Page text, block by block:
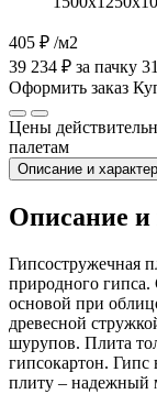
405 ₽ /м2
39 234 ₽ за пачку
Оформить заказ
Цены
палетам
Описание и
Описание и
Гипсостружечная
природного
основой при
древесной
шурупов. Плита
гипсокартон.
плиту – надежный